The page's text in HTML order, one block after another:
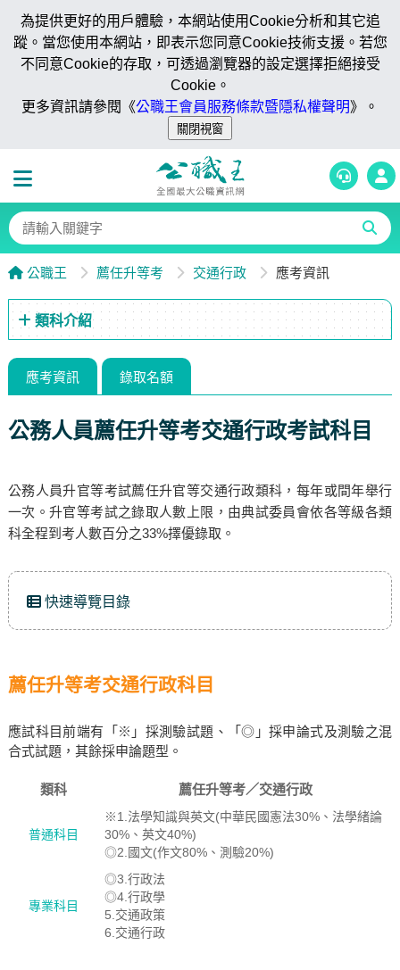
為提供更好的用戶體驗，本網站使用Cookie分析和其它追
蹤。當您使用本網站，即表示您同意Cookie技術支援。若您
不同意Cookie的存取，可透過瀏覽器的設定選擇拒絕接受
Cookie。
更多資訊請參閱《公職王會員服務條款暨隱私權聲明》。
公職王 薦任升等考 交通行政 應考資訊
類科介紹
應考資訊 錄取名額
公務人員薦任升等考交通行政考試科目
公務人員升官等考試薦任升官等交通行政類科，每年或間年舉行
一次。升官等考試之錄取人數上限，由典試委員會依各等級各類
科全程到考人數百分之33%擇優錄取。
快速導覽目錄
薦任升等考交通行政科目
應試科目前端有「※」採測驗試題、「◎」採申論式及測驗之混
合式試題，其餘採申論題型。
類科 薦任升等考／交通行政
普通科目
※1.法學知識與英文(中華民國憲法30%、法學緒論
30%、英文40%)
◎2.國文(作文80%、測驗20%)
專業科目
◎3.行政法
◎4.行政學
5.交通政策
6.交通行政